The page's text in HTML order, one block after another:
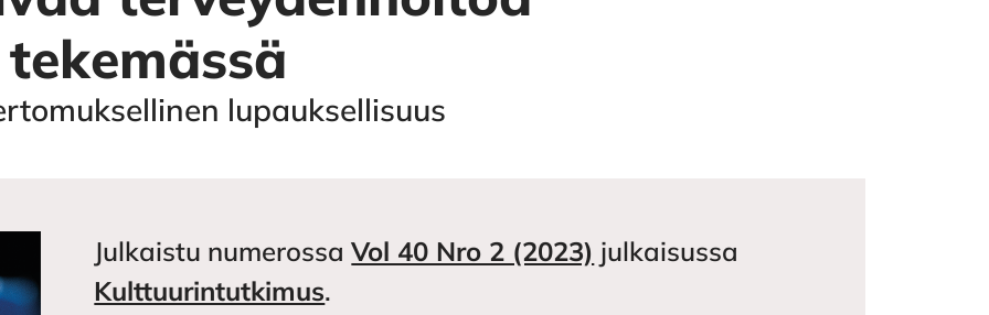
lupauksellisuus
Julkaistu numerossaVol 40 Nro 2 (2023) julkaisussa
Kulttuurintutkimus.